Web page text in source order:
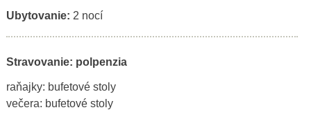
Ubytovanie: 2 nocí
Stravovanie: polpenzia
raňajky: bufetové stoly
večera: bufetové stoly